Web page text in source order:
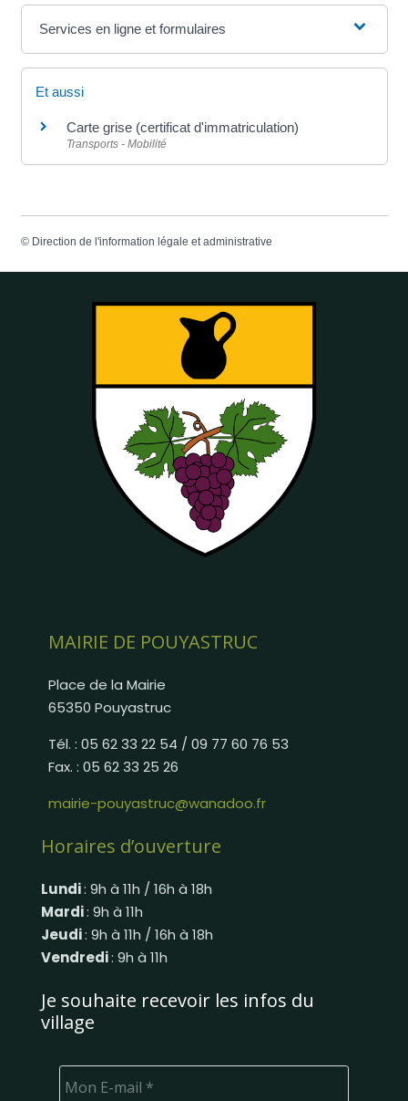
Services en ligne et formulaires
Et aussi
Carte grise (certificat d'immatriculation)
Transports - Mobilité
© Direction de l'information légale et administrative
MAIRIE DE POUYASTRUC
Place de la Mairie
65350 Pouyastruc
Tél. : 05 62 33 22 54 / 09 77 60 76 53
Fax. : 05 62 33 25 26
mairie-pouyastruc@wanadoo.fr
Horaires d’ouverture
Lundi: 9h à 11h / 16h à 18h
Mardi: 9h à 11h
Jeudi: 9h à 11h / 16h à 18h
Vendredi: 9h à 11h
Je souhaite recevoir les infos du
village